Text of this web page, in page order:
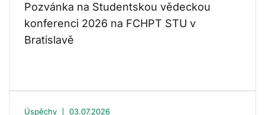
Pozvánka na Studentskou vědeckou
konferenci 2026 na FCHPT STU v
Bratislavě
Úspěchy 03.07.2026